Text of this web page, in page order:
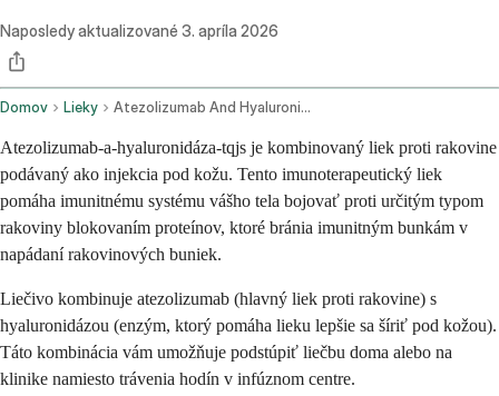
Naposledy aktualizované 3. apríla 2026
Domov Lieky Atezolizumab And Hyaluronidase Tqjs Subcutaneous Route
Atezolizumab-a-hyaluronidáza-tqjs je kombinovaný liek proti rakovine
podávaný ako injekcia pod kožu. Tento imunoterapeutický liek
pomáha imunitnému systému vášho tela bojovať proti určitým typom
rakoviny blokovaním proteínov, ktoré bránia imunitným bunkám v
napádaní rakovinových buniek.
Liečivo kombinuje atezolizumab (hlavný liek proti rakovine) s
hyaluronidázou (enzým, ktorý pomáha lieku lepšie sa šíriť pod kožou).
Táto kombinácia vám umožňuje podstúpiť liečbu doma alebo na
klinike namiesto trávenia hodín v infúznom centre.